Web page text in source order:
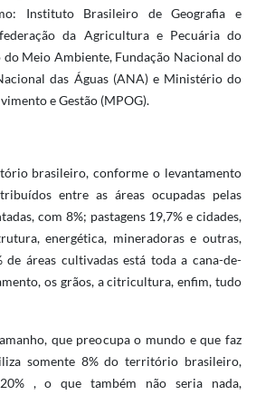
Instituto Brasileiro de Geografia e
da Agricultura e Pecuária do
Meio Ambiente, Fundação Nacional do
das Águas (ANA) e Ministério do
e Gestão (MPOG).
brasileiro, conforme o levantamento
entre as áreas ocupadas pelas
com 8%; pastagens 19,7% e cidades,
energética, mineradoras e outras,
de áreas cultivadas está toda a cana-de-
os grãos, a citricultura, enfim, tudo
que preocupa o mundo e que faz
somente 8% do território brasileiro,
, o que também não seria nada,